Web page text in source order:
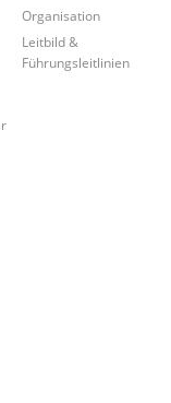
Organisation
Leitbild &
Führungsleitlinien